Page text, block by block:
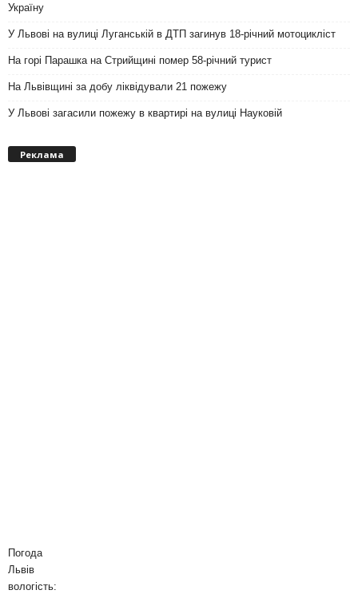
Україну
У Львові на вулиці Луганській в ДТП загинув 18-річний мотоцикліст
На горі Парашка на Стрийщині помер 58-річний турист
На Львівщині за добу ліквідували 21 пожежу
У Львові загасили пожежу в квартирі на вулиці Науковій
Реклама
Погода
Львів
вологість: